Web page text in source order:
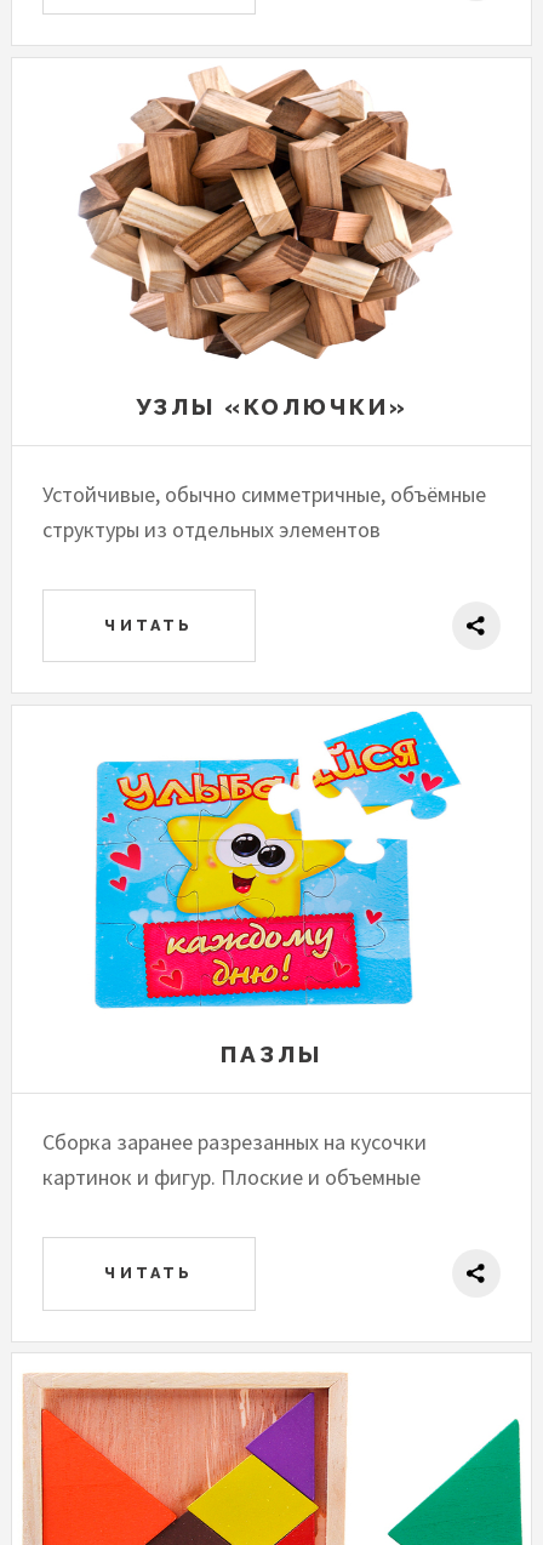
УЗЛЫ «КОЛЮЧКИ»
Устойчивые, обычно симметричные, объёмные
структуры из отдельных элементов
ЧИТАТЬ
ПАЗЛЫ
Сборка заранее разрезанных на кусочки
картинок и фигур. Плоские и объемные
ЧИТАТЬ